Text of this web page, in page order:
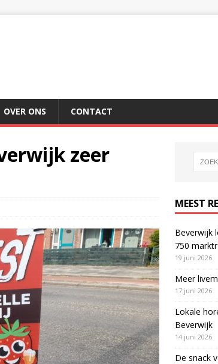
OVER ONS CONTACT
zeer
MEEST
Beverwijk
750
19 juni 2026
Meer
17 juni 2026
Lokale
Beverwijk
14 juni 2026
De snack